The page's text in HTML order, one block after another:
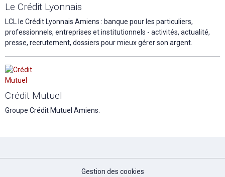
Le Crédit Lyonnais
LCL le Crédit Lyonnais Amiens : banque pour les particuliers,
professionnels, entreprises et institutionnels - activités, actualité,
presse, recrutement, dossiers pour mieux gérer son argent.
Crédit Mutuel
Groupe Crédit Mutuel Amiens.
Gestion des cookies